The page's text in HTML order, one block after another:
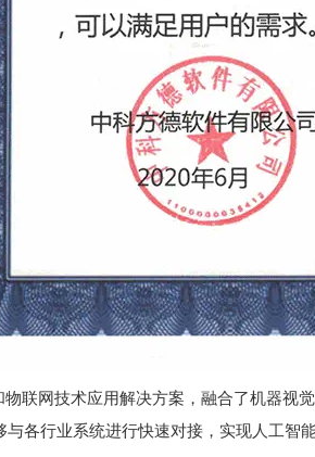
联网技术应用解决方案，融合了机器视
各行业系统进行快速对接，实现人工智